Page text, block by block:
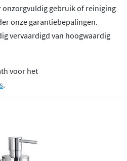
onzorgvuldig gebruik of reiniging
onze garantiebepalingen.
vervaardigd van hoogwaardig
voor het
.